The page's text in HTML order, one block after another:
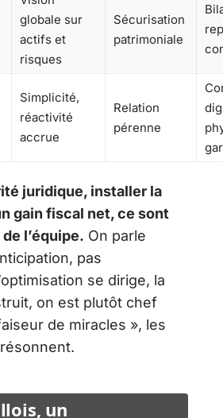
globale sur
actifs et
risques
Sécurisation
patrimoniale
Simplicité,
réactivité
accrue
Relation
pérenne
juridique, installer la
gain fiscal net, ce sont
l’équipe. On parle
pas
se dirige, la
on est plutôt chef
de miracles », les
un